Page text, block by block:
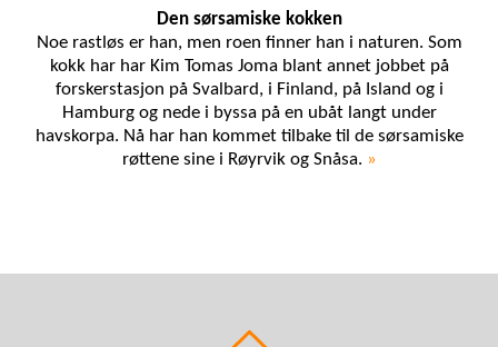
Den sørsamiske kokken
Noe rastløs er han, men roen finner han i naturen. Som
kokk har har Kim Tomas Joma blant annet jobbet på
forskerstasjon på Svalbard, i Finland, på Island og i
Hamburg og nede i byssa på en ubåt langt under
havskorpa. Nå har han kommet tilbake til de sørsamiske
røttene sine i Røyrvik og Snåsa. »